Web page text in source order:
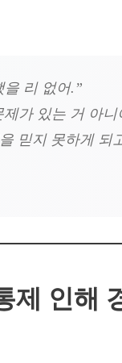
을 리 없어.”
가 있는 거 아니
믿지 못하게 되
제 인해